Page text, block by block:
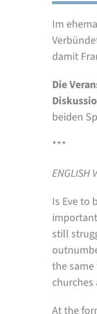
Im
damit
Die
beiden
***
ENGLISH
Is Eve to
still
the
At the